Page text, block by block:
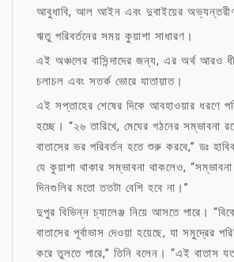
আবুধাবি, আল আইন এবং দুবাইয়ের
ঋতু পরিবর্তনের সময় কুয়াশা সাধারণ।
এই অঞ্চলের বাসিন্দাদের জন্য, এর অর্থ আরও
চলাচল এবং সতর্ক ভোরে যাতায়াত।
এই সপ্তাহের শেষের দিকে আবহাওয়ার ধরণে
হচ্ছে। “২৬ তারিখে, মেঘের গঠনের সম্ভাবনা
বাতাসের ভর পরিবর্তন হতে শুরু করবে,” ডঃ
যে কুয়াশা থাকার সম্ভাবনা থাকলেও,
দিনগুলির মতো ততটা বেশি হবে না।”
দুপুর বিভিন্ন চ্যালেঞ্জ নিয়ে আসতে পারে।
বাতাসের পূর্বাভাস দেওয়া হয়েছে, যা সমুদ্রের
করে তুলতে পারে,” তিনি বলেন। “এই বাতাস